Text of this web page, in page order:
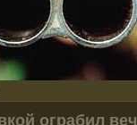
ограбил